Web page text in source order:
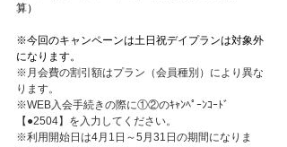
算）
※今回のキャンペーンは土日祝デイプランは対象外
になります。
※月会費の割引額はプラン（会員種別）により異な
ります。
※WEB入会手続きの際に①②のｷｬﾝﾍﾟｰﾝｺｰﾄﾞ
【●2504】を入力してください。
※利用開始日は4月1日～5月31日の期間になりま